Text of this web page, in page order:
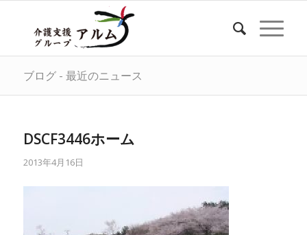
ブログ - 最近のニュース
DSCF3446ホーム
2013年4月16日